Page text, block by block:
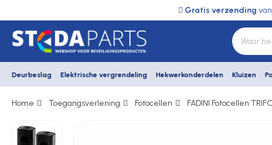
Gratis verzending
Deurbeslag Elektrische vergrendeling Hekwerkonderdelen Kluizen
Deurbeslag
Home Toegangsverlening Fotocellen FADINI Fotocellen TRIFO